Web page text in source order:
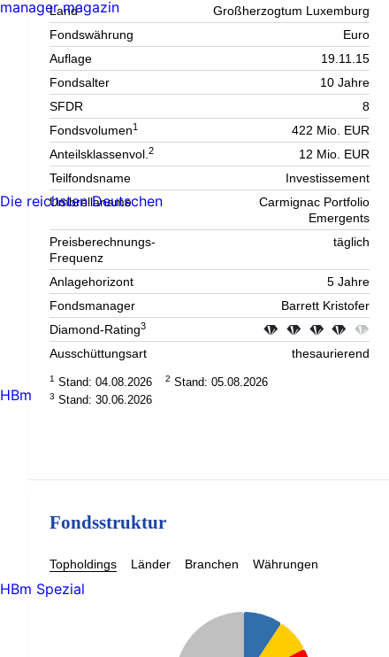
Land
Großherzogtum Luxemburg
Fondswährung
Euro
Auflage
19.11.15
Fondsalter
10 Jahre
SFDR
8
Fondsvolumen1
422 Mio. EUR
Anteilsklassenvol.2
12 Mio. EUR
Teilfondsname
Investissement
Umbrellaname
Carmignac Portfolio
Emergents
Preisberechnungs-
Frequenz
täglich
Anlagehorizont
5 Jahre
Fondsmanager
Barrett Kristofer
Diamond-Rating3
Ausschüttungsart thesaurierend
1 Stand: 04.08.2026 2 Stand: 05.08.2026
3 Stand: 30.06.2026
Fondsstruktur
Topholdings Länder Branchen Währungen
manager magazin
Die reichsten Deutschen
HBm
HBm Spezial